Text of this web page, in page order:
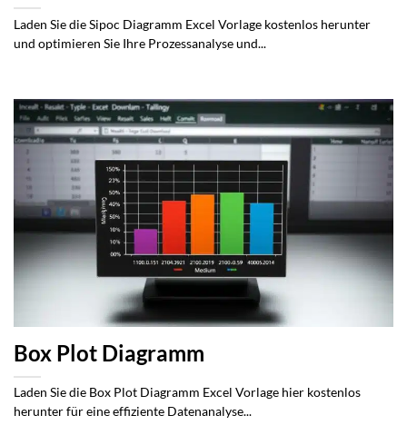
Laden Sie die Sipoc Diagramm Excel Vorlage kostenlos herunter
und optimieren Sie Ihre Prozessanalyse und...
Box Plot Diagramm
Laden Sie die Box Plot Diagramm Excel Vorlage hier kostenlos
herunter für eine effiziente Datenanalyse...